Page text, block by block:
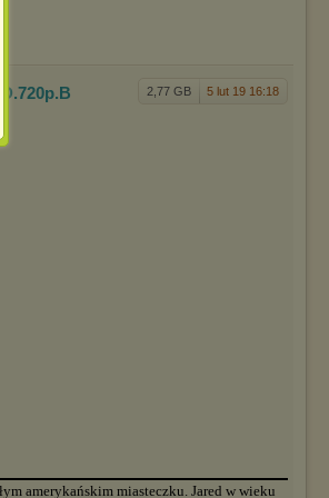
2,77 GB 5 lut 19 16:18
amerykańskim miasteczku. Jared w wieku